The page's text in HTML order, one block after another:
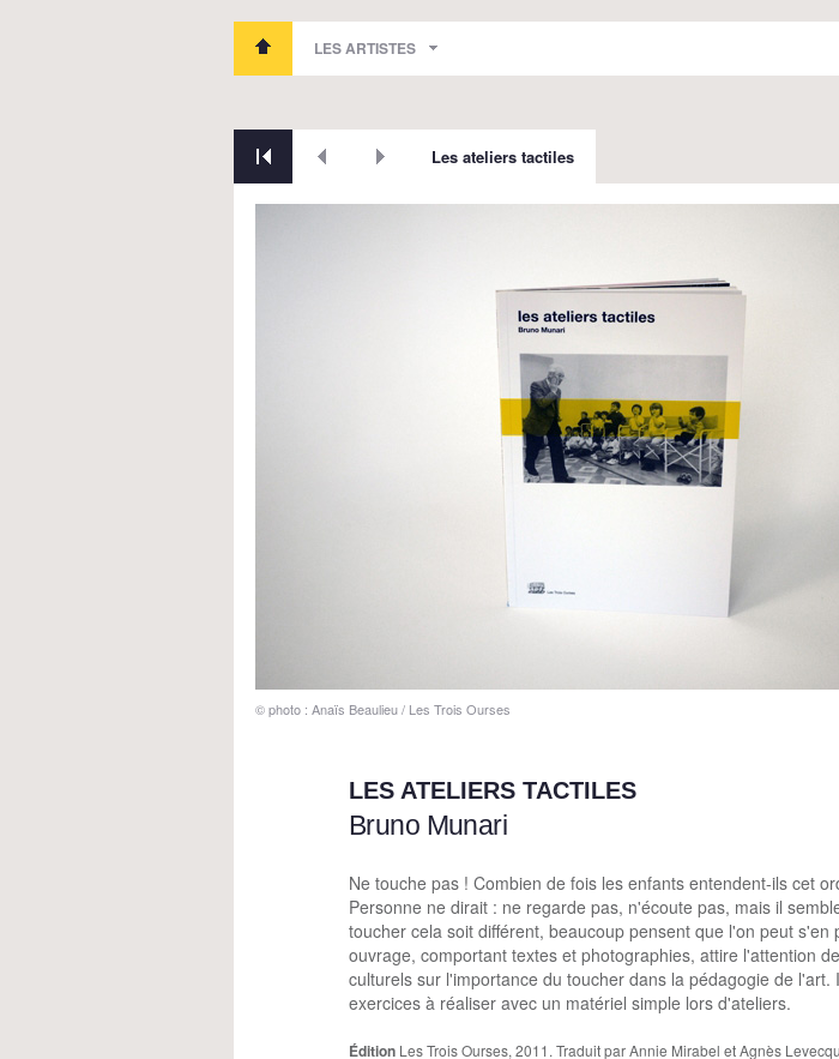
LES ARTISTES
Les ateliers tactiles
© photo : Anaïs Beaulieu / Les Trois Ourses
LES ATELIERS TACTILES
Bruno Munari
Ne touche pas ! Combien de fois les enfants entendent-ils cet
Personne ne dirait : ne regarde pas, n'écoute pas, mais il
toucher cela soit différent, beaucoup pensent que l'on peut s'en
ouvrage, comportant textes et photographies, attire l'attention
culturels sur l'importance du toucher dans la pédagogie de l'art.
exercices à réaliser avec un matériel simple lors d'ateliers.
Édition Les Trois Ourses, 2011. Traduit par Annie Mirabel et Agnès